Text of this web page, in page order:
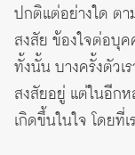
ปกติแต่อย่างใด ต
สงสัย ข้องใจต่อบุค
ทั้งนั้น บางครั้งตัวเ
สงสัยอยู่ แต่ในอีกห
เกิดขึ้นในใจ โดยที่